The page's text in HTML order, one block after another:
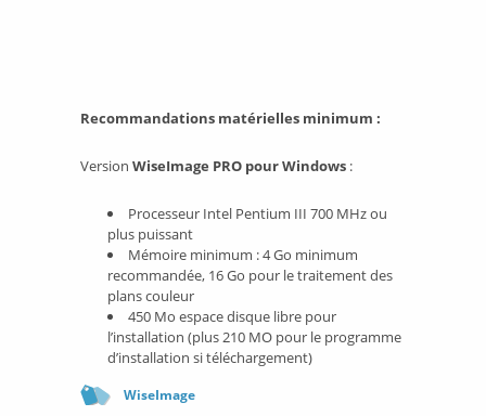
Recommandations matérielles minimum :
Version WiseImage PRO pour Windows :
Processeur Intel Pentium III 700 MHz ou
plus puissant
Mémoire minimum : 4 Go minimum
recommandée, 16 Go pour le traitement des
plans couleur
450 Mo espace disque libre pour
l’installation (plus 210 MO pour le programme
d’installation si téléchargement)
WiseImage